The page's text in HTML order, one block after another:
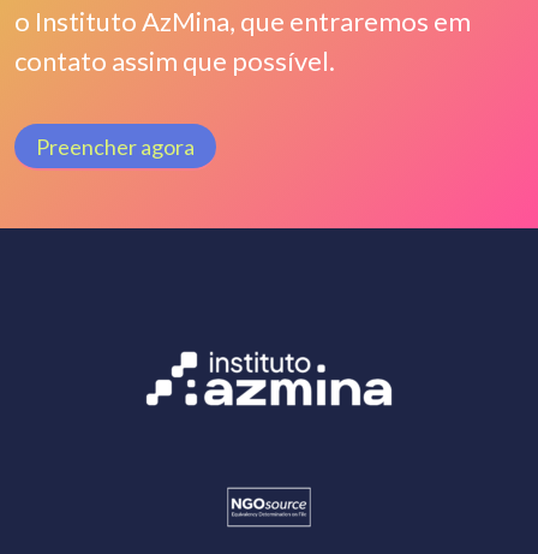
o Instituto AzMina, que entraremos em
contato assim que possível.
Preencher agora